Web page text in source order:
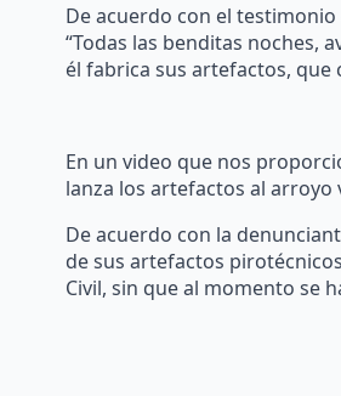
De acuerdo con el testimonio
“Todas las benditas noches,
él fabrica sus artefactos, que
En un video que nos
lanza los artefactos al arroyo
De acuerdo con la
de sus artefactos
Civil, sin que al momento se